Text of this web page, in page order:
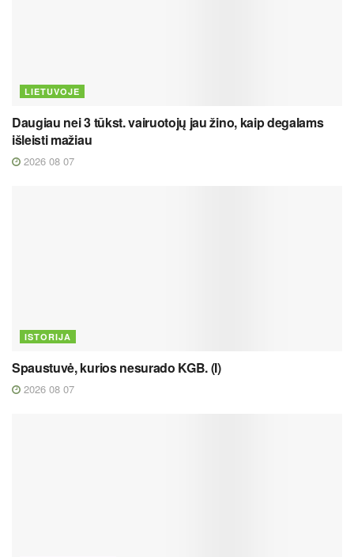
LIETUVOJE
Daugiau nei 3 tūkst. vairuotojų jau žino, kaip degalams
išleisti mažiau
2026 08 07
ISTORIJA
Spaustuvė, kurios nesurado KGB. (I)
2026 08 07